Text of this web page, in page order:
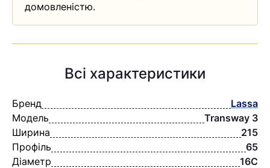
домовленістю.
Всі характеристики
Бренд
Lassa
Модель
Transway 3
Ширина
215
Профіль
65
Діаметр
16C